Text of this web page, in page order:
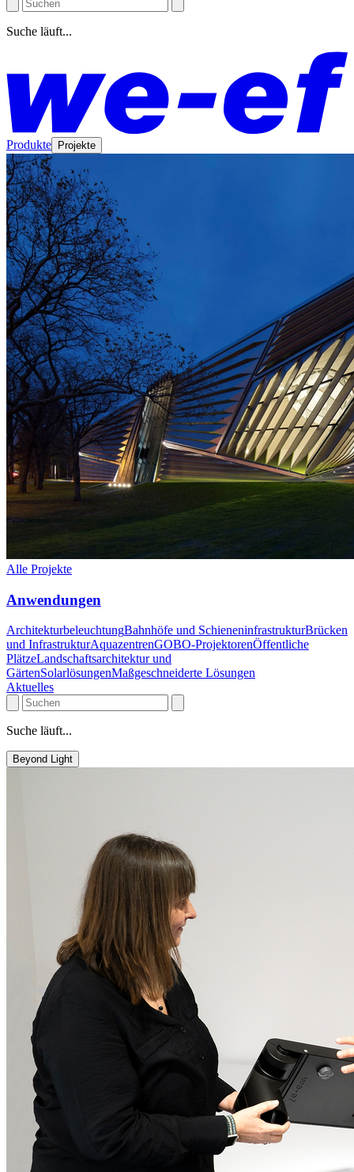
Suche läuft...
Produkte Projekte
Alle Projekte
Anwendungen
ArchitekturbeleuchtungBahnhöfe und SchieneninfrastrukturBrücken
und InfrastrukturAquazentrenGOBO-ProjektorenÖffentliche
PlätzeLandschaftsarchitektur und
GärtenSolarlösungenMaßgeschneiderte Lösungen
Aktuelles
Suche läuft...
Beyond Light